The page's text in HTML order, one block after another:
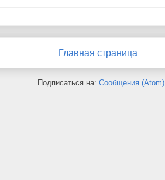
Главная страница
Подписаться на: Сообщения (Atom)